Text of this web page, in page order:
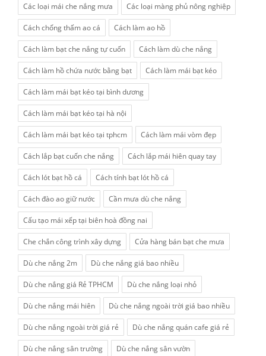
Các loại mái che nắng mưa Các loại màng phủ nông nghiệp
Cách chống thấm ao cá Cách làm ao hồ
Cách làm bạt che nắng tự cuốn Cách làm dù che nắng
Cách làm hồ chứa nước bằng bạt Cách làm mái bạt kéo
Cách làm mái bạt kéo tại bình dương
Cách làm mái bạt kéo tại hà nội
Cách làm mái bạt kéo tại tphcm Cách làm mái vòm đẹp
Cách lắp bạt cuốn che nắng Cách lắp mái hiên quay tay
Cách lót bạt hồ cá Cách tính bạt lót hồ cá
Cách đào ao giữ nước Cần mưa dù che nắng
Cấu tạo mái xếp tại biên hoà đồng nai
Che chắn công trình xây dựng Cửa hàng bán bạt che mưa
Dù che nắng 2m Dù che nắng giá bao nhiều
Dù che nắng giá Rẻ TPHCM Dù che nắng loại nhỏ
Dù che nắng mái hiên Dù che nắng ngoài trời giá bao nhiều
Dù che nắng ngoài trời giá rẻ Dù che nắng quán cafe giá rẻ
Dù che nắng sân trường Dù che nắng sân vườn